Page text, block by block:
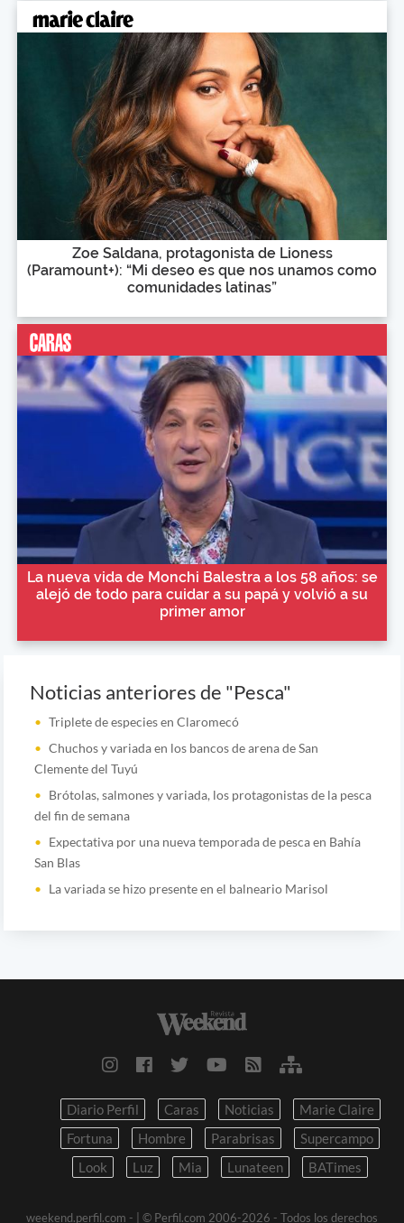
Zoe Saldana, protagonista de Lioness
(Paramount+): “Mi deseo es que nos unamos como
comunidades latinas”
La nueva vida de Monchi Balestra a los 58 años: se
alejó de todo para cuidar a su papá y volvió a su
primer amor
Noticias anteriores de "Pesca"
Triplete de especies en Claromecó
Chuchos y variada en los bancos de arena de San
Clemente del Tuyú
Brótolas, salmones y variada, los protagonistas de la pesca
del fin de semana
Expectativa por una nueva temporada de pesca en Bahía
San Blas
La variada se hizo presente en el balneario Marisol
Diario Perfil Caras Noticias
Marie Claire
Fortuna
Hombre Parabrisas
Supercampo
Look
Luz Mia Lunateen BATimes
weekend.perfil.com - | © Perfil.com 2006-2026 - Todos los derechos